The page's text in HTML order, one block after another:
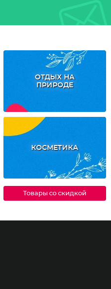
ОТДЫХ НА
ПРИРОДЕ
КОСМЕТИКА
Товары со скидкой